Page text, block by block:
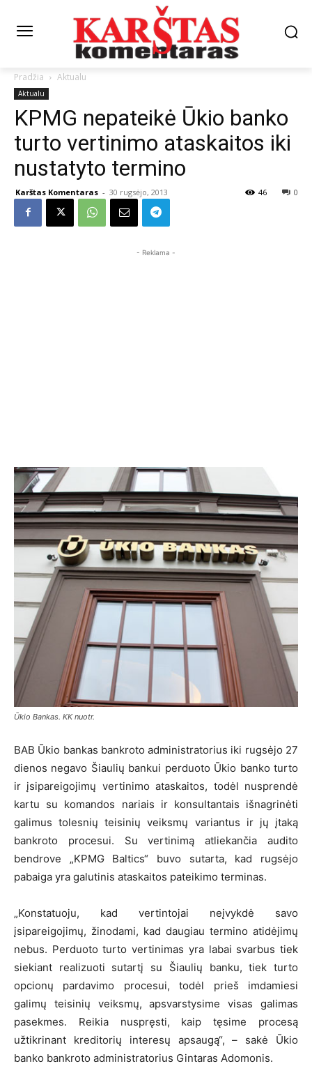
Pradžia Aktualu
Aktualu
KPMG nepateikė Ūkio banko
turto vertinimo ataskaitos iki
nustatyto termino
Karštas Komentaras - 30 rugsėjo, 2013 0
46
- Reklama -
Ūkio Bankas. KK nuotr.
BAB Ūkio bankas bankroto administratorius iki rugsėjo 27
dienos negavo Šiaulių bankui perduoto Ūkio banko turto
ir įsipareigojimų vertinimo ataskaitos, todėl nusprendė
kartu su komandos nariais ir konsultantais išnagrinėti
galimus tolesnių teisinių veiksmų variantus ir jų įtaką
bankroto procesui. Su vertinimą atliekančia audito
bendrove „KPMG Baltics“ buvo sutarta, kad rugsėjo
pabaiga yra galutinis ataskaitos pateikimo terminas.
„Konstatuoju, kad vertintojai neįvykdė savo
įsipareigojimų, žinodami, kad daugiau termino atidėjimų
nebus. Perduoto turto vertinimas yra labai svarbus tiek
siekiant realizuoti sutartį su Šiaulių banku, tiek turto
opcionų pardavimo procesui, todėl prieš imdamiesi
galimų teisinių veiksmų, apsvarstysime visas galimas
pasekmes. Reikia nuspręsti, kaip tęsime procesą
užtikrinant kreditorių interesų apsaugą“, – sakė Ūkio
banko bankroto administratorius Gintaras Adomonis.